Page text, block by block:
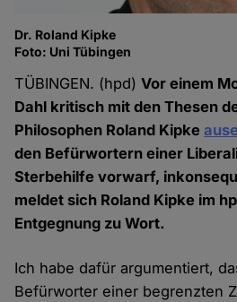
Dr. Roland Kipke
Foto: Uni Tübingen
TÜBINGEN. (hpd)Vor einem
Dahl kritisch mit den Thesen
Philosophen Roland Kipke
den Befürwortern einer
Sterbehilfe vorwarf,
meldet sich Roland Kipke im
Entgegnung zu Wort.
Ich habe dafür argumentiert,
Befürworter einer begrenzten